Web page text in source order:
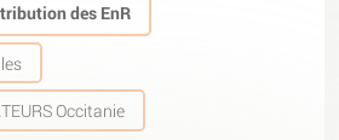
des EnR
Occitanie